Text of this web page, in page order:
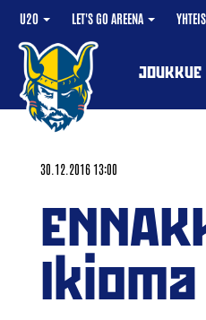
U20 LET'S GO AREENA
JOUKKUE
30.12.2016 13:00